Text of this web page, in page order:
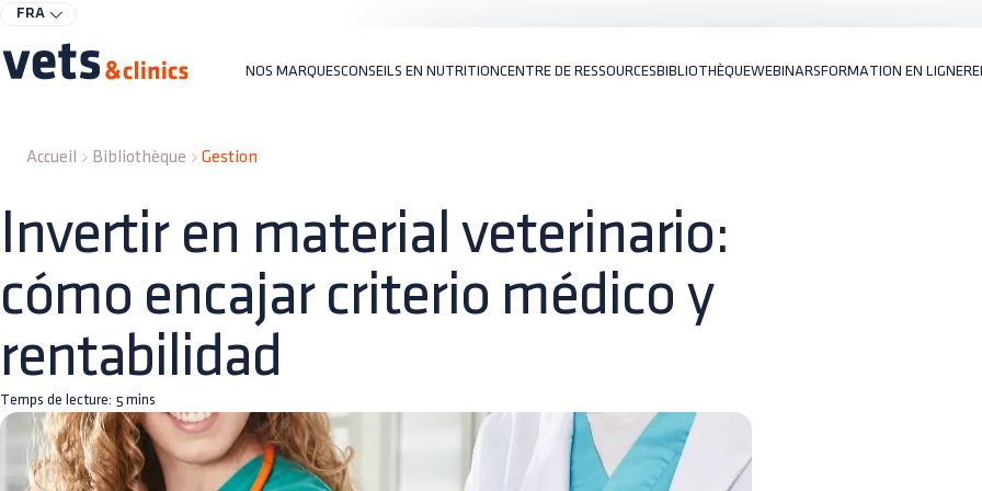
FRA
NOS MARQUESCONSEILS EN NUTRITIONCENTRE DE RESSOURCESBIBLIOTHÈQUEWEBINARSFORMATION EN LIGNE
Accueil Bibliothèque Gestion
Invertir en material veterinario:
cómo encajar criterio médico y
rentabilidad
Temps de lecture: 5 mins